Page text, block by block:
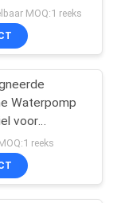
83
24
gelijkstroom
For
BLDC
MOQ:1 reeks
Waterpomp
voor
voertuigen
reeks